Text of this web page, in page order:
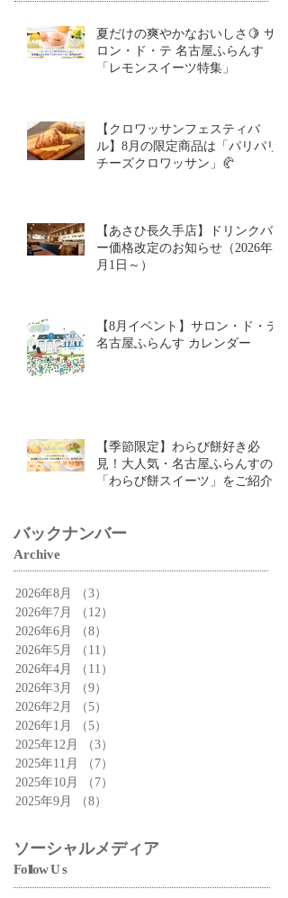
夏だけの爽やかなおいしさ🍋 サ
ロン・ド・テ 名古屋ふらんす
「レモンスイーツ特集」
【クロワッサンフェスティバ
ル】8月の限定商品は「パリパリ
チーズクロワッサン」🥐
【あさひ長久手店】ドリンクバ
ー価格改定のお知らせ（2026年9
月1日～）
【8月イベント】サロン・ド・テ
名古屋ふらんす カレンダー
【季節限定】わらび餅好き必
見！大人気・名古屋ふらんすの
「わらび餅スイーツ」をご紹介✨
バックナンバー
Archive
2026年8月 （3）
2026年7月
（12）
2026年6月
（8）
2026年5月
（11）
2026年4月
（11）
2026年3月
（9）
2026年2月
（5）
2026年1月
（5）
2025年12月
（3）
2025年11月
（7）
2025年10月
（7）
2025年9月
（8）
ソーシャルメディア
FollowUs